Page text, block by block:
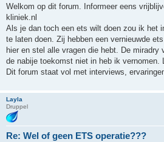
h
Welkom op dit forum. Informeer eens
kliniek.nl
Als je dan toch een ets wilt doen zou ik het
te laten doen. Zij hebben een vernieuwde
hier en stel alle vragen die hebt. De miradry
de nabije toekomst niet in heb ik vernomen.
Dit forum staat vol met interviews,
Layla
Druppel
Re: Wel of geen ETS operatie???